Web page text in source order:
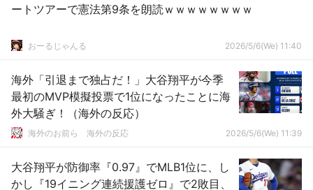
ートツアーで憲法第9条を朗読ｗｗｗｗｗｗｗｗ
おーるじゃんる 2026/5/6(We) 11:40
海外「引退まで独占だ！」大谷翔平が今季
最初のMVP模擬投票で1位になったことに海
外大騒ぎ！（海外の反応）
海外のお前ら 海外の反応 2026/5/6(We) 11:39
大谷翔平が防御率『0.97』でMLB1位に、し
かし『19イニング連続援護ゼロ』で2敗目、